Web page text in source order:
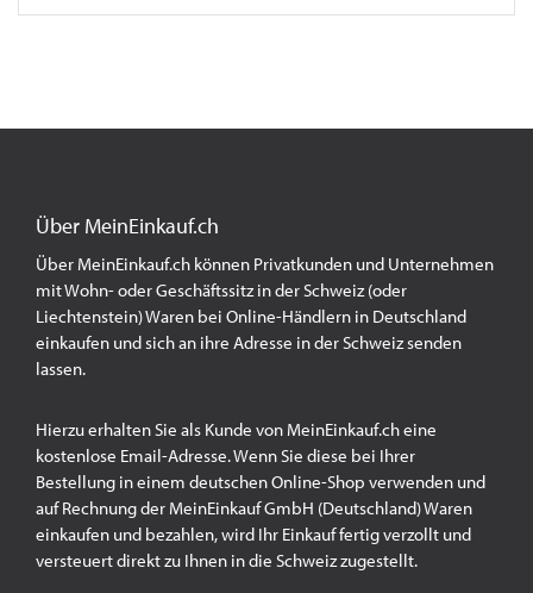
Über MeinEinkauf.ch
Über MeinEinkauf.ch können Privatkunden und Unternehmen
mit Wohn- oder Geschäftssitz in der Schweiz (oder
Liechtenstein) Waren bei Online-Händlern in Deutschland
einkaufen und sich an ihre Adresse in der Schweiz senden
lassen.
Hierzu erhalten Sie als Kunde von MeinEinkauf.ch eine
kostenlose Email-Adresse. Wenn Sie diese bei Ihrer
Bestellung in einem deutschen Online-Shop verwenden und
auf Rechnung der MeinEinkauf GmbH (Deutschland) Waren
einkaufen und bezahlen, wird Ihr Einkauf fertig verzollt und
versteuert direkt zu Ihnen in die Schweiz zugestellt.